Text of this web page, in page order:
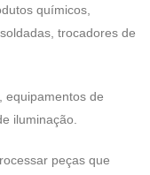
químicos,
trocadores de
equipamentos de
iluminação.
peças que